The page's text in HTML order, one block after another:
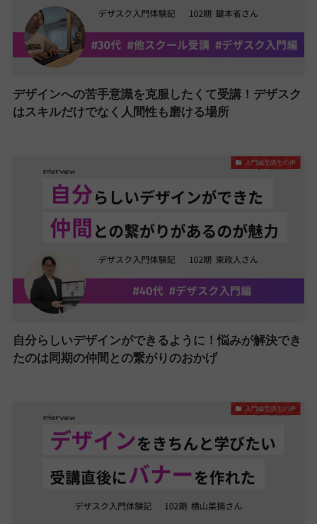
デザインへの苦手意識を克服したくて受講！デザスク
はスキルだけでなく人間性も磨ける場所
入門編受講生の声
自分らしいデザインができるように！悩みが解決でき
たのは同期の仲間との繋がりのおかげ
入門編受講生の声